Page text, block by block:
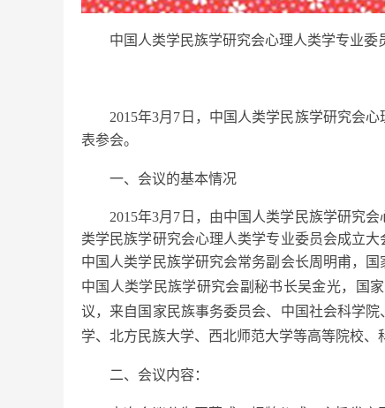
中国人类学民族学研究会心理人类学专业委
2015年3月7日，中国人类学民族学研究会
表参会。
一、会议的基本情况
2015年3月7日，由中国人类学民族学研究
类学民族学研究会心理人类学专业委员会成立
中国人类学民族学研究会常务副会长周明甫，
国
中国人类学民族学研究会副秘书长吴金光，国
议，来自国家民族事务委员会、中国社会科学
学、北方民族大学、西北师范大学等高等院校
二、会议内容：